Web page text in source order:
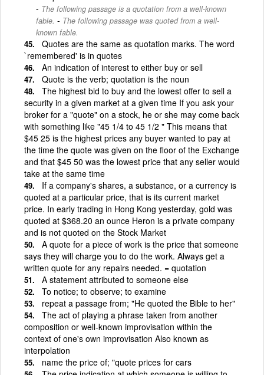
The following passage is a quotation from a well-known
fable. - The following passage was quoted from a well-
known fable.
Quotes are the same as quotation marks. The word
`remembered' is in quotes
An indication of interest to either buy or sell
Quote is the verb; quotation is the noun
The highest bid to buy and the lowest offer to sell a
security in a given market at a given time If you ask your
broker for a "quote" on a stock, he or she may come back
with something like "45 1/4 to 45 1/2 " This means that
$45 25 is the highest prices any buyer wanted to pay at
the time the quote was given on the floor of the Exchange
and that $45 50 was the lowest price that any seller would
take at the same time
If a company's shares, a substance, or a currency is
quoted at a particular price, that is its current market
price. In early trading in Hong Kong yesterday, gold was
quoted at $368.20 an ounce Heron is a private company
and is not quoted on the Stock Market
A quote for a piece of work is the price that someone
says they will charge you to do the work. Always get a
written quote for any repairs needed. = quotation
A statement attributed to someone else
To notice; to observe; to examine
repeat a passage from; "He quoted the Bible to her"
The act of playing a phrase taken from another
composition or well-known improvisation within the
context of one's own improvisation Also known as
interpolation
name the price of; "quote prices for cars